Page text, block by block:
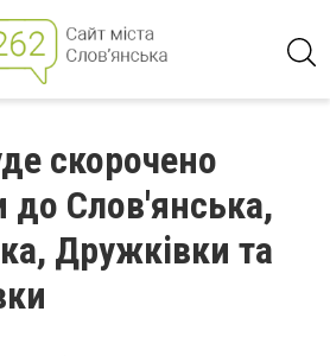
скорочено
до Слов'янська,
Дружківки та